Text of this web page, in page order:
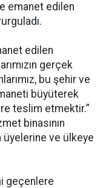
emanet edilen
edilen
gerçek
bu şehir ve
büyüterek
teslim etmektir.”
binasının
üyelerine ve ülkeye
geçenlere